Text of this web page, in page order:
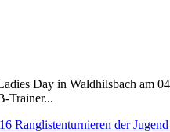
Day in Waldhilsbach am
Trainer...